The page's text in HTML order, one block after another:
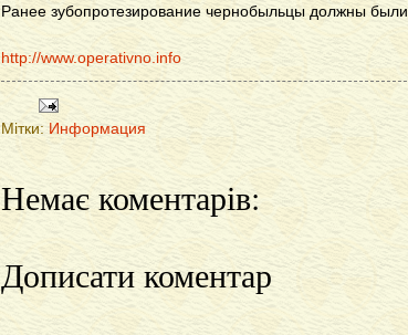
Ранее зубопротезирование чернобыльцы должны были
http://www.operativno.info
Мітки: Информация
Немає коментарів:
Дописати коментар